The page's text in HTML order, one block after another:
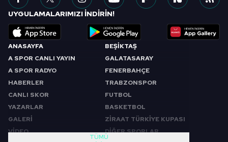
ilgili mevzuata uygun olarak kullanılan çerezlerle ilgili bilgi
almak için lütfen tıklayınız.
ANASAYFA
A SPOR CANLI YAYIN
A SPOR RADYO
HABERLER
CANLI SKOR
YAZARLAR
GALERİ
VİDEO
BEŞİKTAŞ
GALATASARAY
FENERBAHÇE
TRABZONSPOR
FUTBOL
BASKETBOL
ZİRAAT TÜRKİYE KUPASI
DİĞER SPORLAR
TÜMÜ
UYGULAMALARIMIZI İNDİRİN!